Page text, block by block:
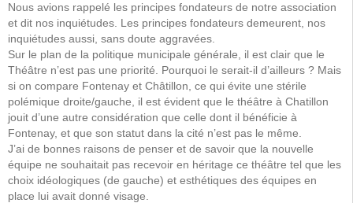
Nous avions rappelé les principes fondateurs de notre association
et dit nos inquiétudes. Les principes fondateurs demeurent, nos
inquiétudes aussi, sans doute aggravées.
Sur le plan de la politique municipale générale, il est clair que le
Théâtre n’est pas une priorité. Pourquoi le serait-il d’ailleurs ? Mais
si on compare Fontenay et Châtillon, ce qui évite une stérile
polémique droite/gauche, il est évident que le théâtre à Chatillon
jouit d’une autre considération que celle dont il bénéficie à
Fontenay, et que son statut dans la cité n’est pas le même.
J’ai de bonnes raisons de penser et de savoir que la nouvelle
équipe ne souhaitait pas recevoir en héritage ce théâtre tel que les
choix idéologiques (de gauche) et esthétiques des équipes en
place lui avait donné visage.